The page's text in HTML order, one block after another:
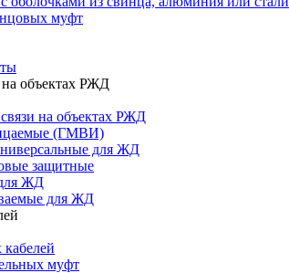
муфт
объектах РЖД
на объектах РЖД
(ГМВИ)
для ЖД
защитные
ЖД
для ЖД
муфт